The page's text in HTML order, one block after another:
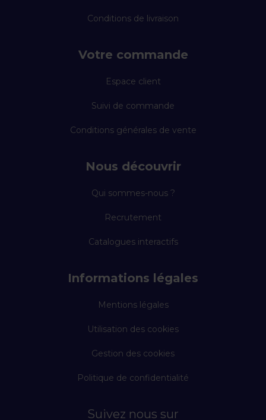
Conditions de livraison
Votre commande
Espace client
Suivi de commande
Conditions générales de vente
Nous découvrir
Qui sommes-nous ?
Recrutement
Catalogues interactifs
Informations légales
Mentions légales
Utilisation des cookies
Gestion des cookies
Politique de confidentialité
Suivez nous sur